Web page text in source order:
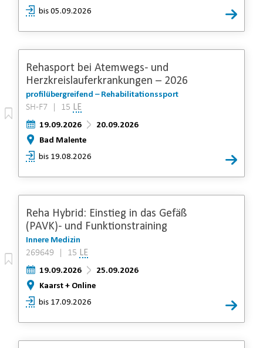
bis 05.09.2026
Rehasport bei Atemwegs- und
Herzkreislauferkrankungen – 2026
profilübergreifend – Rehabilitationssport
SH-F7 | 15 LE
19.09.2026
20.09.2026
Bad Malente
bis 19.08.2026
Reha Hybrid: Einstieg in das Gefäß
(PAVK)- und Funktionstraining
Innere Medizin
269649 | 15 LE
19.09.2026
25.09.2026
Kaarst + Online
bis 17.09.2026